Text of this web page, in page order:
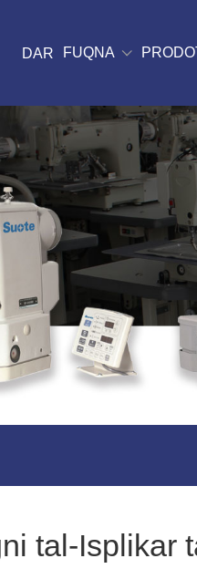
DAR FUQNA
tal-Isplikar